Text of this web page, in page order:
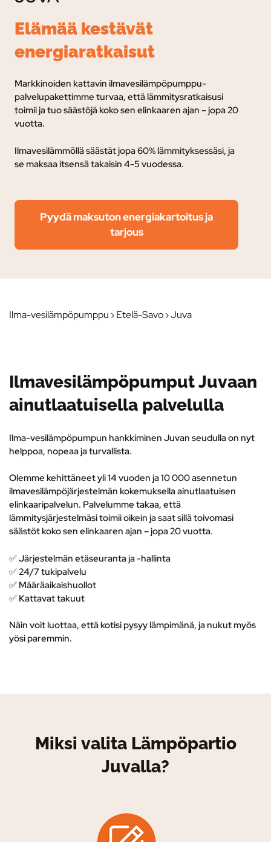
Elämää kestävät
energiaratkaisut
Markkinoiden kattavin ilmavesilämpöpumppu-
palvelupakettimme turvaa, että lämmitysratkaisusi
toimii ja tuo säästöjä koko sen elinkaaren ajan – jopa 20
vuotta.
Ilmavesilämmöllä säästät jopa 60% lämmityksessäsi, ja
se maksaa itsensä takaisin 4-5 vuodessa.
Pyydä maksuton energiakartoitus ja
tarjous
Ilma-vesilämpöpumppu ›Etelä-Savo› Juva
Ilmavesilämpöpumput Juvaan
ainutlaatuisella palvelulla
Ilma-vesilämpöpumpun hankkiminen Juvan seudulla on nyt
helppoa, nopeaa ja turvallista.
Olemme kehittäneet yli 14 vuoden ja 10 000 asennetun
ilmavesilämpöjärjestelmän kokemuksella ainutlaatuisen
elinkaaripalvelun. Palvelumme takaa, että
lämmitysjärjestelmäsi toimii oikein ja saat sillä toivomasi
säästöt koko sen elinkaaren ajan – jopa 20 vuotta.
✅ Järjestelmän etäseuranta ja -hallinta
✅24/7 tukipalvelu
✅ Määräaikaishuollot
✅ Kattavat takuut
Näin voit luottaa, että kotisi pysyy lämpimänä, ja nukut myös
yösi paremmin.
Miksi valita Lämpöpartio
Juvalla?